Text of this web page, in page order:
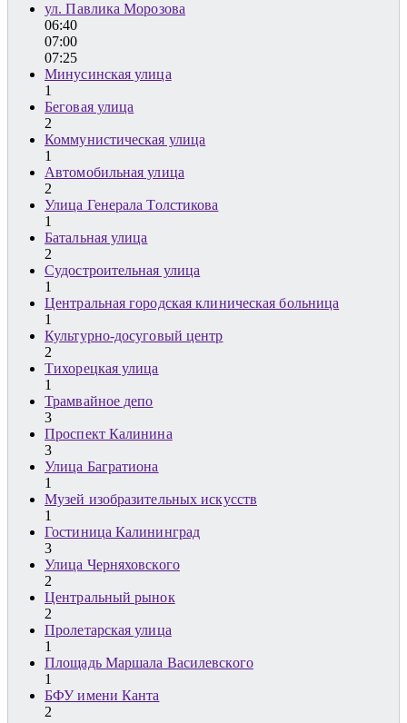
ул. Павлика Морозова
06:40
07:00
07:25
Минусинская улица
1
Беговая улица
2
Коммунистическая улица
1
Автомобильная улица
2
Улица Генерала Толстикова
1
Батальная улица
2
Судостроительная улица
1
Центральная городская клиническая больница
1
Культурно-досуговый центр
2
Тихорецкая улица
1
Трамвайное депо
3
Проспект Калинина
3
Улица Багратиона
1
Музей изобразительных искусств
1
Гостиница Калининград
3
Улица Черняховского
2
Центральный рынок
2
Пролетарская улица
1
Площадь Маршала Василевского
1
БФУ имени Канта
2